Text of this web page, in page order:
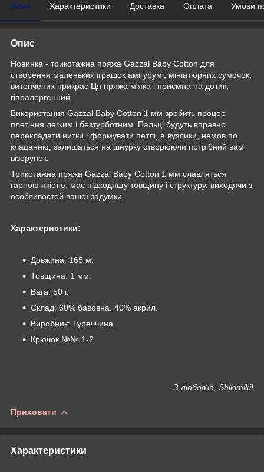
Опис Характеристики Доставка Оплата Умови
Опис
Новинка - трикотажна пряжа Gazzal Baby Cotton для
створення маленьких іграшок амігурумі, мініатюрних сумочок,
витончених прикрас Ця пряжа м'яка і приємна на дотик,
гіпоалергенний.
Використання Gazzal Baby Cotton 1 мм зробить процес
плетіння легким і безтурботним. Пальці будуть вправно
перекладати нитки і формувати петлі, а вузлики, немов по
клацанню, залишаться на шнурку створюючи потрібний вам
візерунок.
Трикотажна пряжа Gazzal Baby Cotton 1 мм славляться
гарною якістю, має підходящу товщину і структуру, виходячи з
особливостей вашої задумки.
Характеристики:
Довжина: 165 м.
Товщина: 1 мм.
Вага: 50 г.
Склад: 60% бавовна. 40% акрил.
Виробник: Туреччина.
Крючок №№ 1-2
З любов'ю, Shikimiki!
Приховати
Характеристики